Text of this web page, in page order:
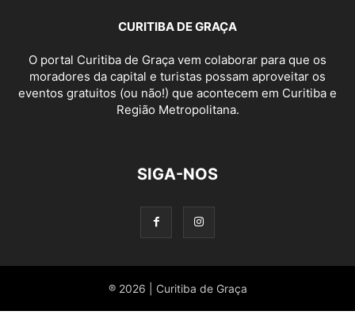
CURITIBA DE GRAÇA
O portal Curitiba de Graça vem colaborar para que os
moradores da capital e turistas possam aproveitar os
eventos gratuitos (ou não!) que acontecem em Curitiba e
Região Metropolitana.
SIGA-NOS
® 2026 | Curitiba de Graça